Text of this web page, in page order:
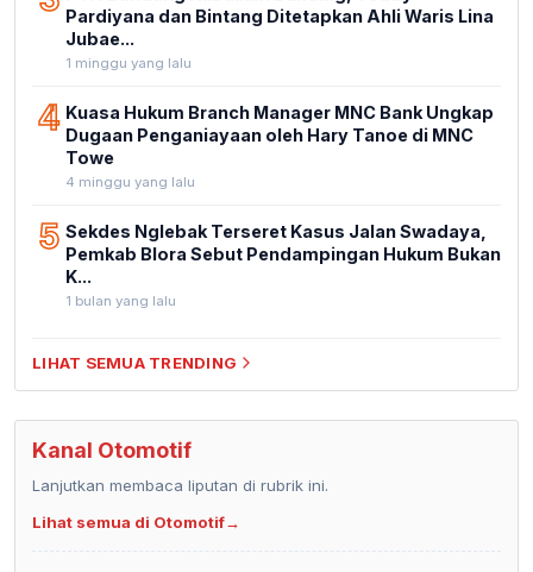
Pardiyana dan Bintang Ditetapkan Ahli Waris Lina
Jubae...
1 minggu yang lalu
4 Kuasa Hukum Branch Manager MNC Bank Ungkap
Dugaan Penganiayaan oleh Hary Tanoe di MNC
Towe
4 minggu yang lalu
5 Sekdes Nglebak Terseret Kasus Jalan Swadaya,
Pemkab Blora Sebut Pendampingan Hukum Bukan
K...
1 bulan yang lalu
LIHAT SEMUA TRENDING
Kanal Otomotif
Lanjutkan membaca liputan di rubrik ini.
Lihat semua di Otomotif→